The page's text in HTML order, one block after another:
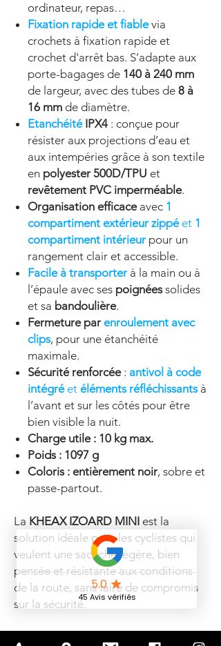
ordinateur, repas…
Fixation rapide et fiablevia
crochets à fixation rapide et
crochet d'arrêt bas. S’adapte aux
porte-bagages de 140 à 240 mm
de largeur, avec des tubes de 8 à
16 mm de diamètre.
EtanchéitéIPX4: conçue pour
résister aux projections d’eau et
aux intempéries grâce à son textile
en polyester 500D/TPU et
revêtement PVC imperméable.
Organisation efficaceavec 1
compartiment extérieur zippéet 1
compartiment intérieur pour un
rangement clair et accessible.
Facile à transporter à la main ou à
l’épaule avec ses poignéessolides
et sa bandoulière.
Fermeture par enroulement avec
clips, pour une étanchéité
maximale.
Sécurité renforcée: antivol à code
intégréet éléments réfléchissantsà
l’avant et sur les côtés pour être
bien visible la nuit.
Charge utile : 10 kg max.
Poids : 1097 g
Coloris : entièrement noir, sobre et
passe-partout.
La KHEAX IZOARD MINI est la
solution idéale pour les cyclistes qui
veulent une sacoche légère, bien
pensée et résistante aux conditions
de la route, sans faire de compromis
sur la sécurité.